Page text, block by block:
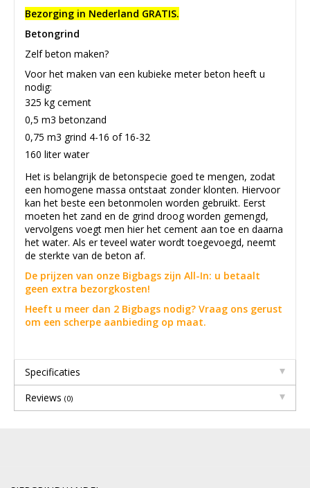
Bezorging in Nederland GRATIS.
Betongrind
Zelf beton maken?
Voor het maken van een kubieke meter beton heeft u
nodig:
325 kg cement
0,5 m3 betonzand
0,75 m3 grind 4-16 of 16-32
160 liter water
Het is belangrijk de betonspecie goed te mengen, zodat
een homogene massa ontstaat zonder klonten. Hiervoor
kan het beste een betonmolen worden gebruikt. Eerst
moeten het zand en de grind droog worden gemengd,
vervolgens voegt men hier het cement aan toe en daarna
het water. Als er teveel water wordt toegevoegd, neemt
de sterkte van de beton af.
De prijzen van onze Bigbags zijn All-In: u betaalt
geen extra bezorgkosten!
Heeft u meer dan 2 Bigbags nodig? Vraag ons gerust
om een scherpe aanbieding op maat.
Specificaties
Reviews (0)